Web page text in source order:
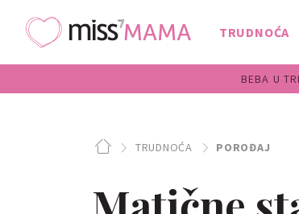
TRUDNOĆA
BEBA U
TRUDNOĆA POROĐAJ